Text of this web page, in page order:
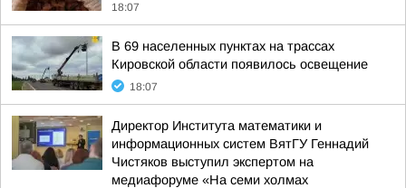
18:07
В 69 населенных пунктах на трассах
Кировской области появилось освещение
18:07
Директор Института математики и
информационных систем ВятГУ Геннадий
Чистяков выступил экспертом на
медиафоруме «На семи холмах